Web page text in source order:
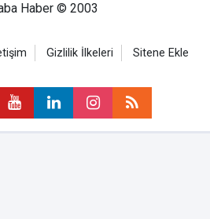
Haber © 2003
Gizlilik İlkeleri Sitene Ekle